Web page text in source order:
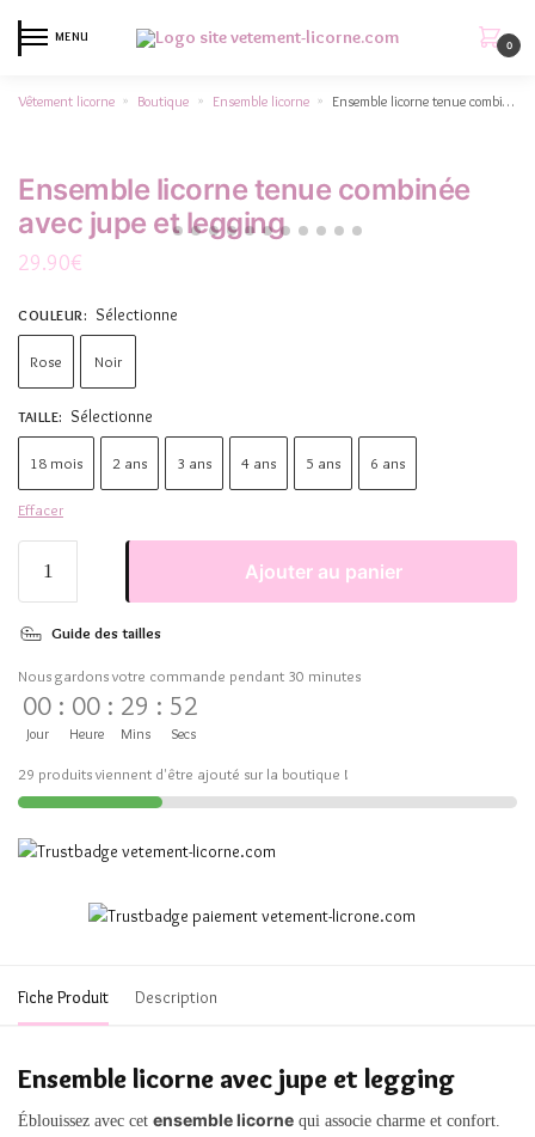
MENU
0
Vêtement licorne » Boutique » Ensemble licorne » Ensemble licorne tenue combinée avec jupe et legging
Ensemble licorne tenue combinée
avec jupe et legging
29.90€
COULEUR: Sélectionne
Rose Noir
TAILLE: Sélectionne
18 mois 2 ans 3 ans 4 ans 5 ans 6 ans
Effacer
Ajouter au panier
Guide des tailles
Nous gardons votre commande pendant 30 minutes
00
Jour
: 00
Heure
: 29
Mins
: 51
Secs
29 produits viennent d'être ajouté sur la boutique !
Fiche Produit Description
Ensemble licorne avec jupe et legging
Éblouissez avec cet ensemble licorne qui associe charme et confort.